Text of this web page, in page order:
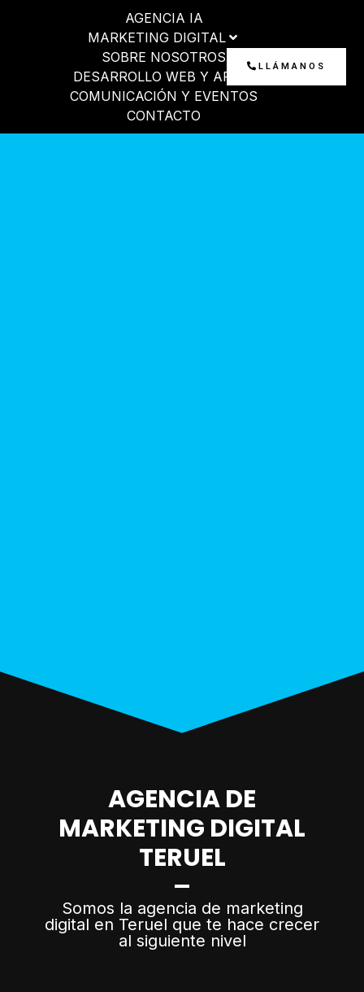
AGENCIA IA
MARKETING DIGITAL
SOBRE NOSOTROS
DESARROLLO WEB Y APP
COMUNICACIÓN Y EVENTOS
CONTACTO
LLÁMANOS
AGENCIA DE
MARKETING DIGITAL
TERUEL
Somos la agencia de marketing
digital en Teruel que te hace crecer
al siguiente nivel